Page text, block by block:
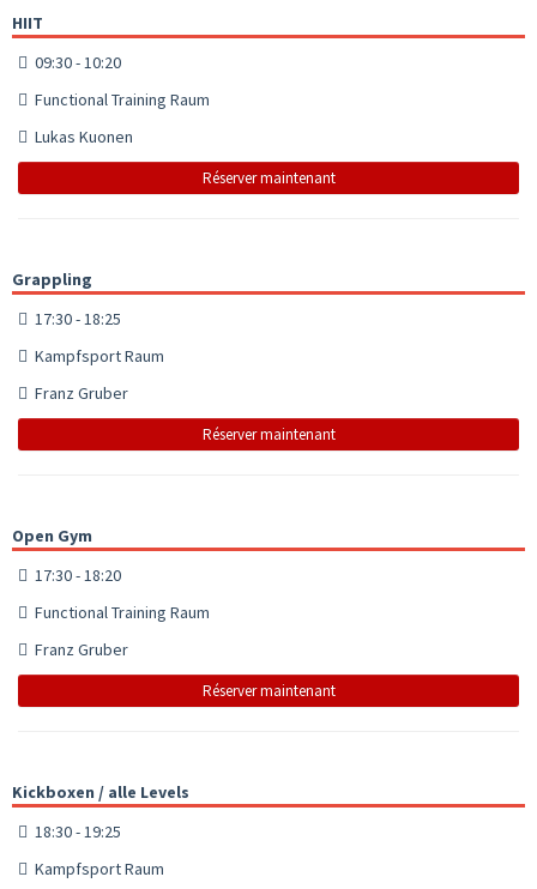
HIIT
09:30 - 10:20
Functional Training Raum
Lukas Kuonen
Réserver maintenant
Grappling
17:30 - 18:25
Kampfsport Raum
Franz Gruber
Réserver maintenant
Open Gym
17:30 - 18:20
Functional Training Raum
Franz Gruber
Réserver maintenant
Kickboxen / alle Levels
18:30 - 19:25
Kampfsport Raum